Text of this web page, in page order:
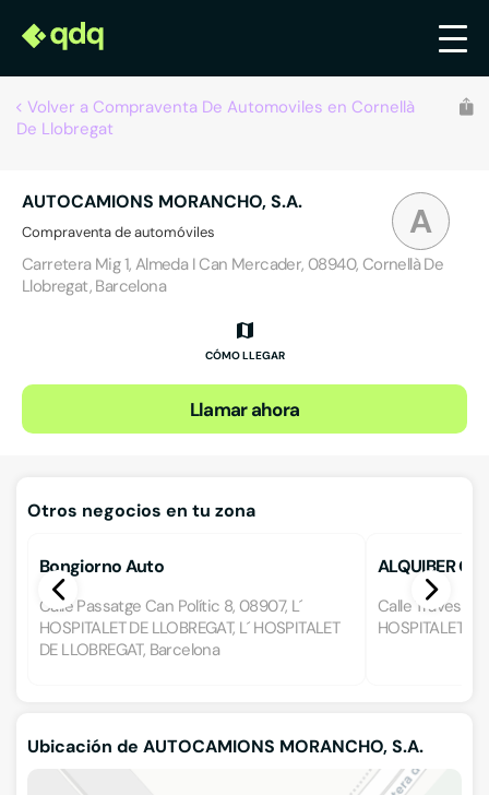
Volver a Compraventa De Automoviles en Cornellà
De Llobregat
A
AUTOCAMIONS MORANCHO, S.A.
Compraventa de automóviles
Carretera Mig 1, Almeda I Can Mercader, 08940, Cornellà De
Llobregat, Barcelona
CÓMO LLEGAR
Llamar ahora
Otros negocios en tu zona
Bongiorno Auto
Calle Passatge Can Polític 8, 08907, L´
HOSPITALET DE LLOBREGAT, L´ HOSPITALET
DE LLOBREGAT, Barcelona
ALQUIBER
Calle Travessia
HOSPITALET
Ubicación de AUTOCAMIONS MORANCHO, S.A.